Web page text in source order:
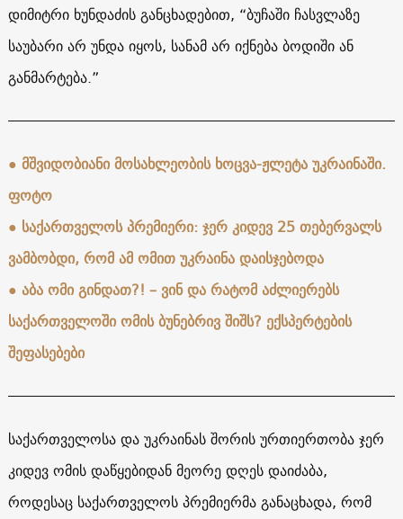
დიმიტრი ხუნდაძის განცხადებით, “ბუჩაში ჩასვლაზე
საუბარი არ უნდა იყოს, სანამ არ იქნება ბოდიში ან
განმარტება.”
● მშვიდობიანი მოსახლეობის ხოცვა-ჟლეტა უკრაინაში.
ფოტო
● საქართველოს პრემიერი: ჯერ კიდევ 25 თებერვალს
ვამბობდი, რომ ამ ომით უკრაინა დაისჯებოდა
● აბა ომი გინდათ?! – ვინ და რატომ აძლიერებს
საქართველოში ომის ბუნებრივ შიშს? ექსპერტების
შეფასებები
საქართველოსა და უკრაინას შორის ურთიერთობა ჯერ
კიდევ ომის დაწყებიდან მეორე დღეს დაიძაბა,
როდესაც საქართველოს პრემიერმა განაცხადა, რომ